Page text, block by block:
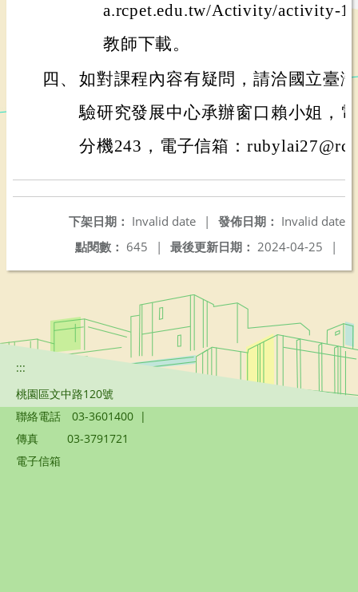
a.rcpet.edu.tw/Activity/activity-
教師下載。
四、 如對課程內容有疑問，請洽國立臺
驗研究發展中心承辦窗口賴小姐，
分機243，電子信箱：
發佈日期： Invalid date
下架日期： Invalid date
|
最後更新日期： 2024-04-25 |
點閱數： 645 |
:::
桃園區文中路120號
聯絡電話
03-3601400 |
傳真
03-3791721
電子信箱